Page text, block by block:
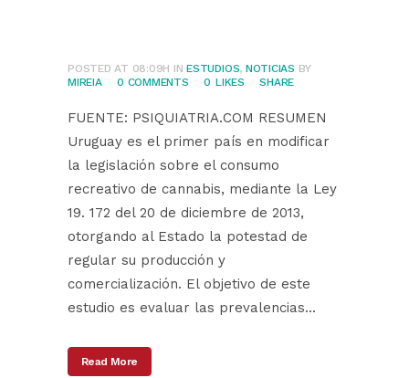
POSTED AT 08:09H INESTUDIOS, NOTICIAS BY
MIREIA
0 COMMENTS 0 LIKES SHARE
FUENTE: PSIQUIATRIA.COM RESUMEN
Uruguay es el primer país en modificar
la legislación sobre el consumo
recreativo de cannabis, mediante la Ley
19. 172 del 20 de diciembre de 2013,
otorgando al Estado la potestad de
regular su producción y
comercialización. El objetivo de este
estudio es evaluar las prevalencias...
Read More